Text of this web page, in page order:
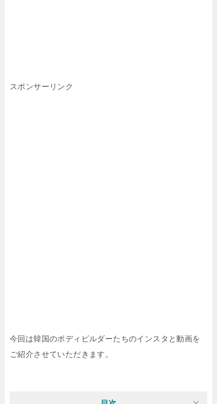
スポンサーリンク
今回は韓国のボディビルダーたちのインスタと動画を
ご紹介させていただきます。